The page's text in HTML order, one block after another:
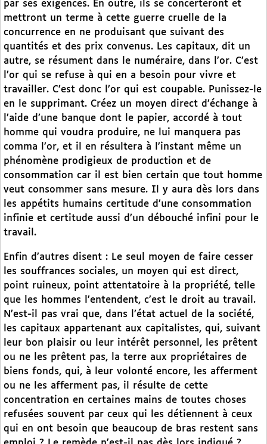
par ses exigences. En outre, ils se concerteront et
mettront un terme à cette guerre cruelle de la
concurrence en ne produisant que suivant des
quantités et des prix convenus. Les capitaux, dit un
autre, se résument dans le numéraire, dans l’or. C’est
l’or qui se refuse à qui en a besoin pour vivre et
travailler. C’est donc l’or qui est coupable. Punissez-le
en le supprimant. Créez un moyen direct d’échange à
l’aide d’une banque dont le papier, accordé à tout
homme qui voudra produire, ne lui manquera pas
comma l’or, et il en résultera à l’instant même un
phénomène prodigieux de production et de
consommation car il est bien certain que tout homme
veut consommer sans mesure. Il y aura dès lors dans
les appétits humains certitude d’une consommation
infinie et certitude aussi d’un débouché infini pour le
travail.
Enfin d’autres disent : Le seul moyen de faire cesser
les souffrances sociales, un moyen qui est direct,
point ruineux, point attentatoire à la propriété, telle
que les hommes l’entendent, c’est le droit au travail.
N’est-il pas vrai que, dans l’état actuel de la société,
les capitaux appartenant aux capitalistes, qui, suivant
leur bon plaisir ou leur intérêt personnel, les prêtent
ou ne les prêtent pas, la terre aux propriétaires de
biens fonds, qui, à leur volonté encore, les afferment
ou ne les afferment pas, il résulte de cette
concentration en certaines mains de toutes choses
refusées souvent par ceux qui les détiennent à ceux
qui en ont besoin que beaucoup de bras restent sans